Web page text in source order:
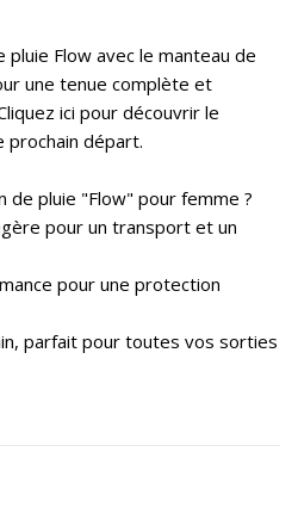
Flow avec le manteau de
une tenue complète et
ici pour découvrir le
départ.
de pluie "Flow" pour femme ?
pour un transport et un
pour une protection
parfait pour toutes vos sorties